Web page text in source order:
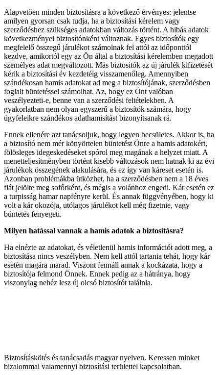
Alapvetően minden biztosításra a következő érvényes: jelentse
amilyen gyorsan csak tudja, ha a biztosítási kérelem vagy
szerződéshez szükséges adatokban változás történt. A hibás adatok
következményei biztosítónként változnak. Egyes biztosítók egy
megfelelő összegű járulékot számolnak fel attól az időponttól
kezdve, amikortól egy az Ön által a biztosítási kérelemben megadott
személyes adat megváltozott. Más biztosítók az új járulék kifizetését
kérik a biztosítási év kezdetéig visszamenőleg. Amennyiben
szándékosan hamis adatokat ad meg a biztosítójának, szerződésben
foglalt büntetéssel számolhat. Az, hogy ez Önt valóban
veszélyezteti-e, benne van a szerződési feltételekben. A
gyakorlatban nem olyan egyszerű a biztosítók számára, hogy
ügyfeleikre szándékos adathamisítást bizonyítsanak rá.
Ennek ellenére azt tanácsoljuk, hogy legyen becsületes. Akkor is, ha
a biztosító nem mér könyörtelen büntetést Önre a hamis adatokért,
fölösleges idegeskedéseket spórol meg magának a helyzet miatt. A
menetteljesítményben történt kisebb változások nem hatnak ki az évi
járulékok összegének alakulására, és ez így van káreset esetén is.
Azonban problémákba ütközhet, ha a szerződésben nem a 18 éves
fiát jelölte meg sofőrként, és mégis a volánhoz engedi. Kár esetén ez
a turpisság hamar napfényre kerül. És annak függvényében, hogy ki
volt a kár okozója, utólagos járulékot kell még fizetnie, vagy
büntetés fenyegeti.
Milyen hatással vannak a hamis adatok a biztosításra?
Ha elnézte az adatokat, és véletlenül hamis információt adott meg, a
biztosítása nincs veszélyben. Nem kell attól tartania tehát, hogy kár
esetén magára marad. Viszont fennáll annak a kockázata, hogy a
biztosítója felmond Önnek. Ennek pedig az a hátránya, hogy
viszonylag nehéz lesz új olcsó biztosítót találnia.
Biztosításkötés és tanácsadás magyar nyelven. Keressen minket
bizalommal valamennyi biztosítási területtel kapcsolatban.